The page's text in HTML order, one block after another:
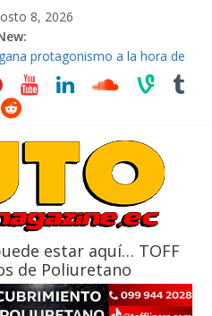
8, 2026
protagonismo a la hora de
New Day’ pone en escena a
47ª, recorre 7 provincias en 8
para cubrir las rutas de La
estar aquí… TOFF
de Poliuretano